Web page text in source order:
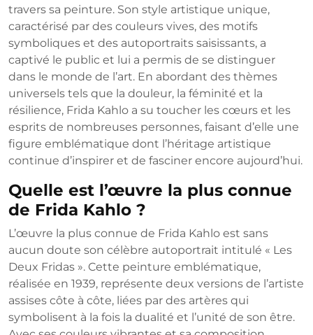
travers sa peinture. Son style artistique unique,
caractérisé par des couleurs vives, des motifs
symboliques et des autoportraits saisissants, a
captivé le public et lui a permis de se distinguer
dans le monde de l’art. En abordant des thèmes
universels tels que la douleur, la féminité et la
résilience, Frida Kahlo a su toucher les cœurs et les
esprits de nombreuses personnes, faisant d’elle une
figure emblématique dont l’héritage artistique
continue d’inspirer et de fasciner encore aujourd’hui.
Quelle est l’œuvre la plus connue
de Frida Kahlo ?
L’œuvre la plus connue de Frida Kahlo est sans
aucun doute son célèbre autoportrait intitulé « Les
Deux Fridas ». Cette peinture emblématique,
réalisée en 1939, représente deux versions de l’artiste
assises côte à côte, liées par des artères qui
symbolisent à la fois la dualité et l’unité de son être.